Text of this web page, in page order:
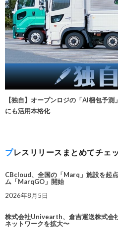
【独自】オープンロジの「AI梱包予
にも活用本格化
プレスリリースまとめてチェ
CBcloud、全国の「Marq」施設を起
ム「MarqGO」開始
2026年8月5日
株式会社Univearth、倉吉運送株式会
ネットワークを拡大〜